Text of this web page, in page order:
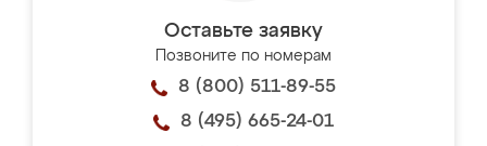
Оставьте заявку
Позвоните по номерам
8 (800) 511-89-55
8 (495) 665-24-01